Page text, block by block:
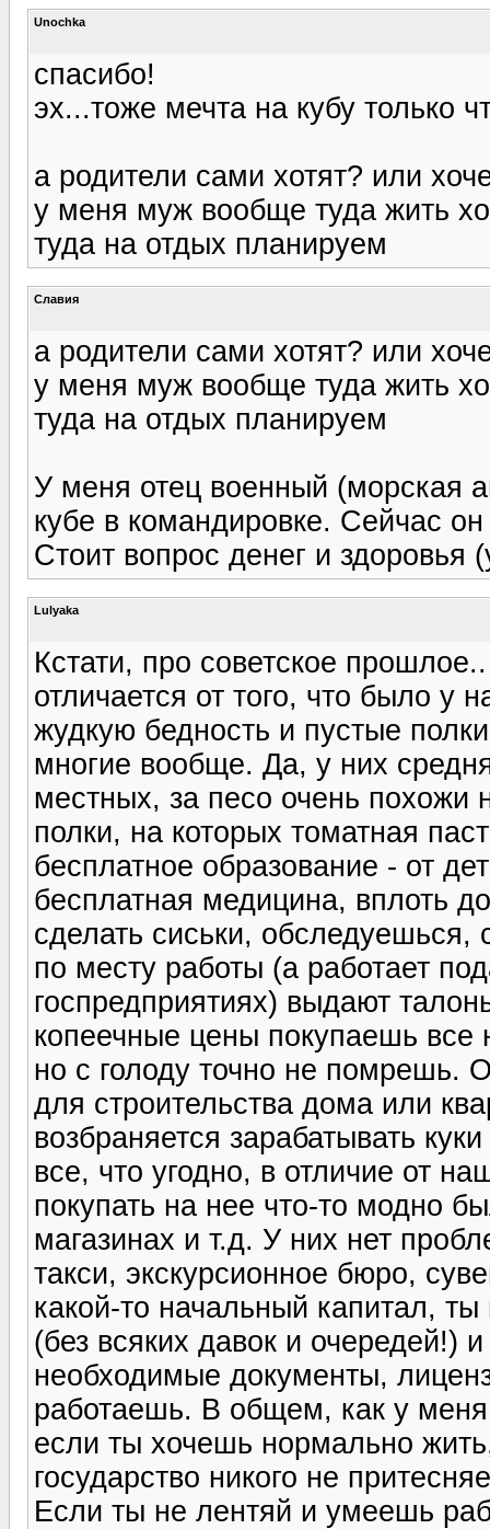
Unochka
спасибо!
эх...тоже мечта на кубу только
а родители сами хотят? или
у меня муж вообще туда жить
туда на отдых планируем
Славия
а родители сами хотят? или
у меня муж вообще туда жить
туда на отдых планируем
У меня отец военный (морская
кубе в командировке. Сейчас
Стоит вопрос денег и здоровья
Lulyaka
Кстати, про советское
отличается от того, что было у
жудкую бедность и пустые
многие вообще. Да, у них
местных, за песо очень
полки, на которых томатная
бесплатное образование - от
бесплатная медицина, вплоть
сделать сиськи,
по месту работы (а работает
госпредприятиях) выдают
копеечные цены покупаешь все
но с голоду точно не помрешь.
для строительства дома или
возбраняется зарабатывать
все, что угодно, в отличие от
покупать на нее что-то модно
магазинах и т.д. У них нет
такси, экскурсионное бюро,
какой-то начальный капитал,
(без всяких давок и очередей!)
необходимые документы,
работаешь. В общем, как у меня
если ты хочешь нормально
государство никого не
Если ты не лентяй и умеешь